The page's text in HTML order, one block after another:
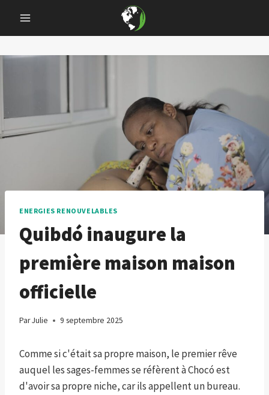
content
ENERGIES RENOUVELABLES
Quibdó inaugure la
première maison maison
officielle
ParJulie 9 septembre 2025
Comme si c'était sa propre maison, le premier rêve
auquel les sages-femmes se réfèrent à Chocó est
d'avoir sa propre niche, car ils appellent un bureau.